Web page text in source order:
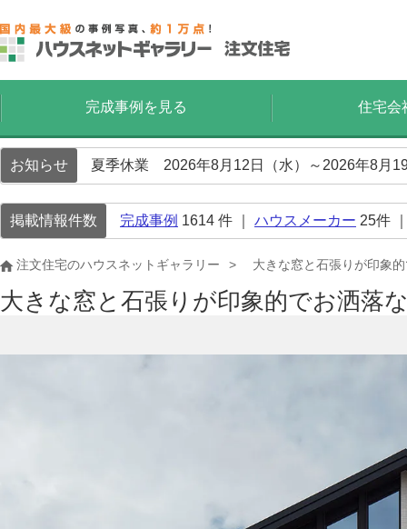
完成事例を見る 住宅会
お知らせ 夏季休業 2026年8月12日（水）～2026年8月
掲載情報件数 完成事例 1614 件 ｜ ハウスメーカー 25件
注文住宅のハウスネットギャラリー 大きな窓と石張りが印象
大きな窓と石張りが印象的でお洒落